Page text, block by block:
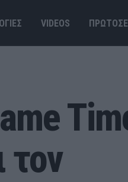
VIDEOS
τον